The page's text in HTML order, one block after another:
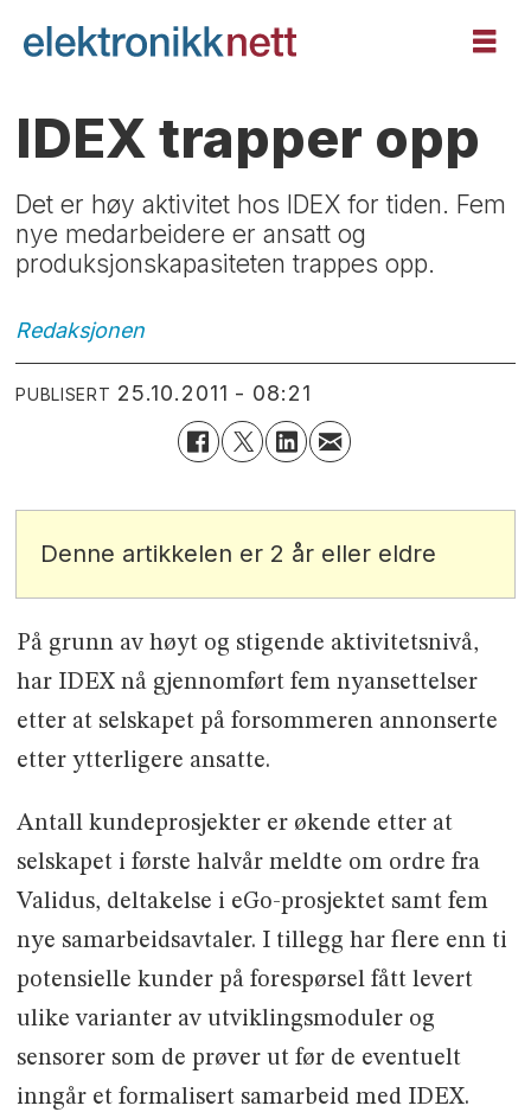
IDEX trapper opp
Det er høy aktivitet hos IDEX for tiden. Fem
nye medarbeidere er ansatt og
produksjonskapasiteten trappes opp.
Redaksjonen
PUBLISERT 25.10.2011 - 08:21
Denne artikkelen er 2 år eller eldre
På grunn av høyt og stigende aktivitetsnivå,
har IDEX nå gjennomført fem nyansettelser
etter at selskapet på forsommeren annonserte
etter ytterligere ansatte.
Antall kundeprosjekter er økende etter at
selskapet i første halvår meldte om ordre fra
Validus, deltakelse i eGo-prosjektet samt fem
nye samarbeidsavtaler. I tillegg har flere enn ti
potensielle kunder på forespørsel fått levert
ulike varianter av utviklingsmoduler og
sensorer som de prøver ut før de eventuelt
inngår et formalisert samarbeid med IDEX.